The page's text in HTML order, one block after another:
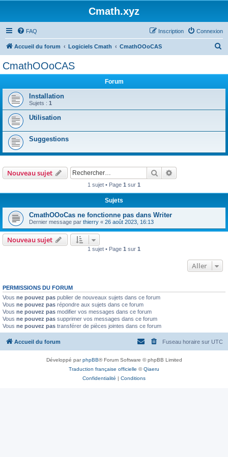
Cmath.xyz
FAQ Connexion
Inscription
Accueil du forum Logiciels Cmath CmathOOoCAS
h
r
CmathOOoCAS
Forum
Installation
Sujets : 1
Utilisation
Suggestions
Nouveau sujet Rechercher
1 sujet • Page 1 sur 1
Sujets
CmathOOoCas ne fonctionne pas dans Writer
Dernier message par thierry « 26 août 2023, 16:13
Nouveau sujet
1 sujet • Page 1 sur 1
Aller
PERMISSIONS DU FORUM
Vous ne pouvez pas publier de nouveaux sujets dans ce forum
Vous ne pouvez pas répondre aux sujets dans ce forum
Vous ne pouvez pas modifier vos messages dans ce forum
Vous ne pouvez pas supprimer vos messages dans ce forum
Vous ne pouvez pas transférer de pièces jointes dans ce forum
Accueil du forum Fuseau horaire sur UTC
Développé parphpBB® Forum Software © phpBB Limited
Traduction française officielle ©Qiaeru
Confidentialité | Conditions